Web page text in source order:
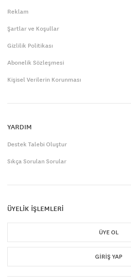
Reklam
Şartlar ve Koşullar
Gizlilik Politikası
Abonelik Sözleşmesi
Kişisel Verilerin Korunması
YARDIM
Destek Talebi Oluştur
Sıkça Sorulan Sorular
ÜYELİK İŞLEMLERİ
ÜYE OL
GIRIŞ YAP